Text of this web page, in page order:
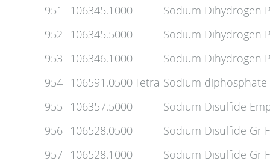
951
106345.1000
Sodıum Dıhydrogen
952
106345.5000
Sodıum Dıhydrogen
953
106346.1000
Sodıum Dıhydrogen
954 106591.0500Tetra-Sodium diphosphate
955
106357.5000
Sodıum Dısulfıde
956 106528.0500
Sodıum Dısulfıde
957 106528.1000
Sodıum Dısulfıde